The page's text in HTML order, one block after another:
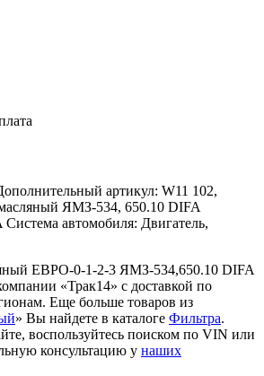
артикул: W11 102,
ЯМЗ-534, 650.10 DIFA
автомобиля: Двигатель,
ЕВРО-0-1-2-3 ЯМЗ-534,650.10 DIFA
«Трак14» с доставкой по
Еще больше товаров из
» Вы найдете в каталоге Фильтра.
воспользуйтесь поиском по VIN или
консультацию у наших